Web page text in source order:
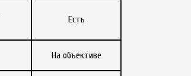
Есть
На объективе